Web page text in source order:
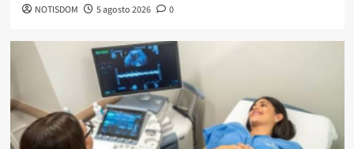
NOTISDOM 5 agosto 2026 0